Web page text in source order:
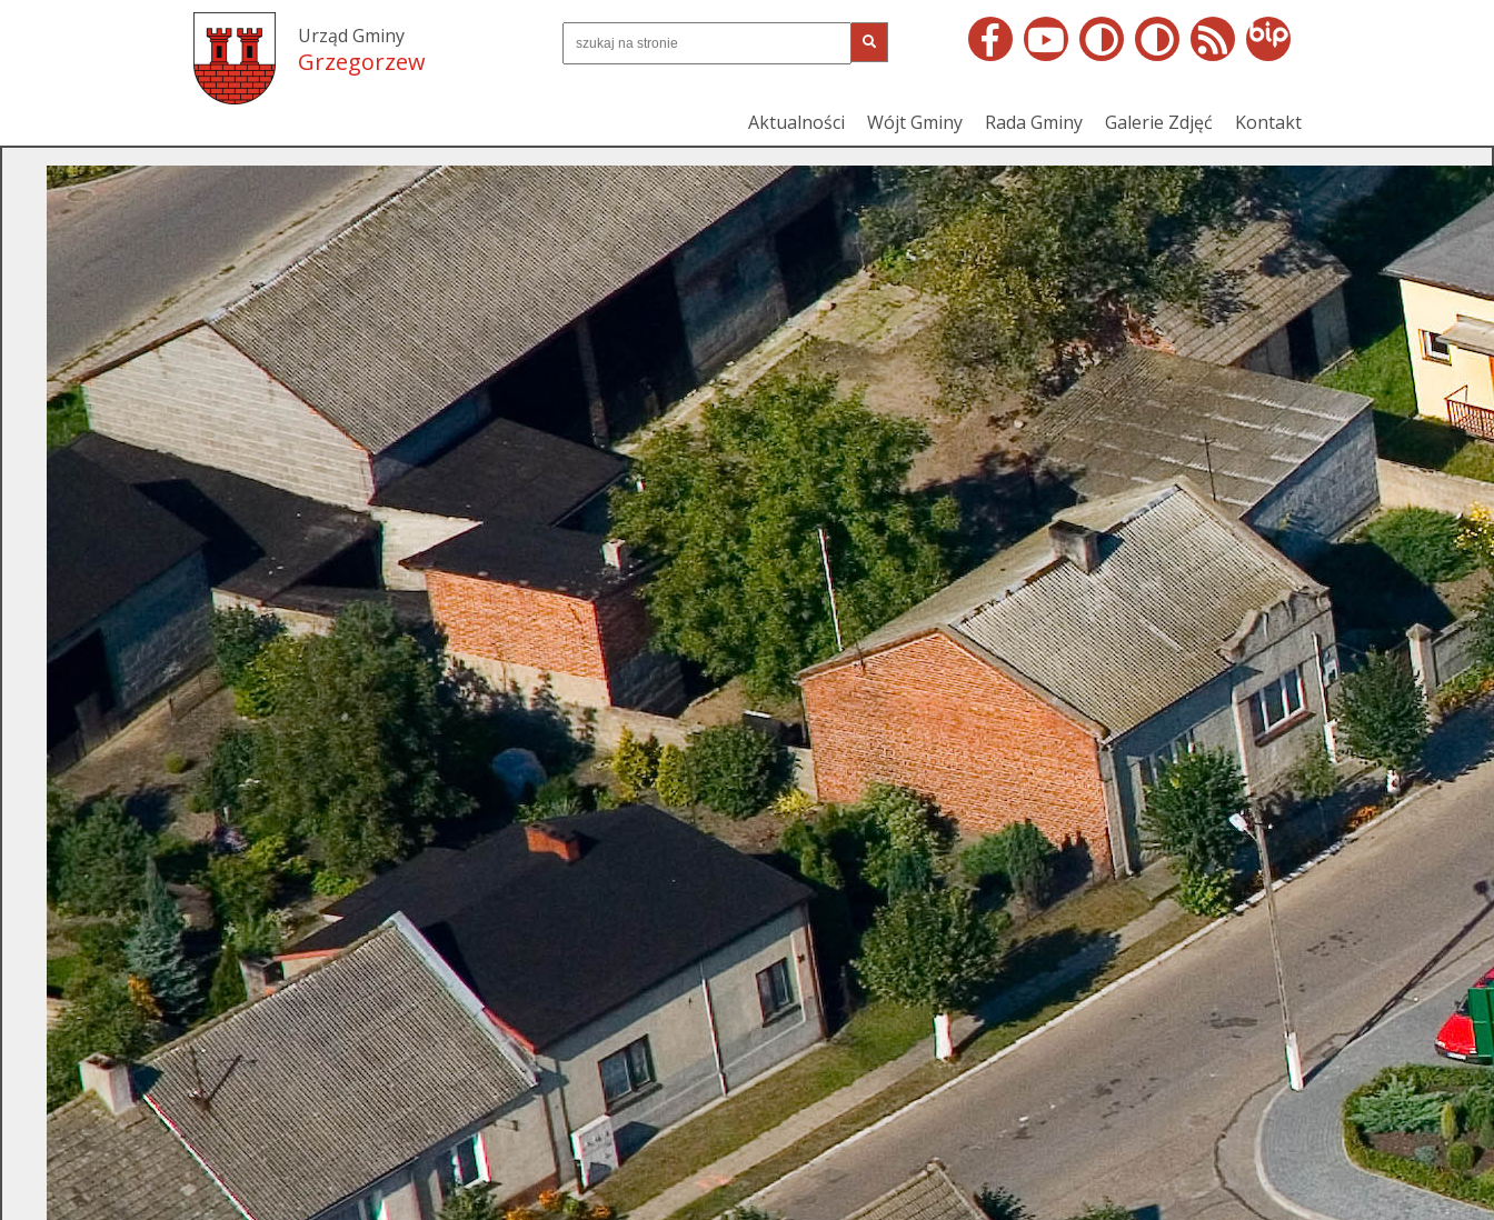
Urząd Gminy
Grzegorzew
Aktualności Wójt Gminy Rada Gminy Galerie Zdjęć Kontakt